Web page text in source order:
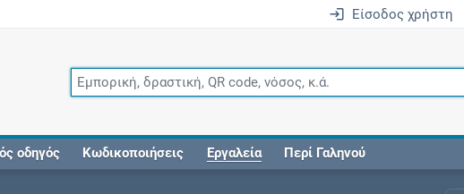
Είσοδος χρήστη
οδηγός Κωδικοποιήσεις Εργαλεία Περί Γαληνού